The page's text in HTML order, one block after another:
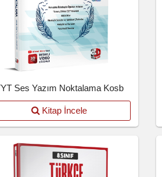
Ses Yazım Noktalama Kosb
Kitap İncele